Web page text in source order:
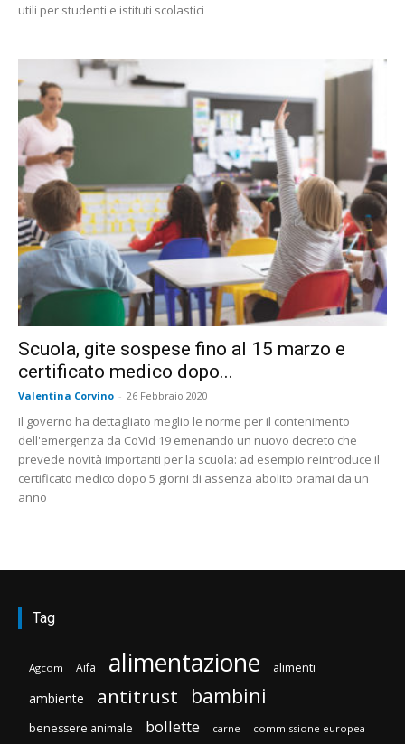
utili per studenti e istituti scolastici
Scuola, gite sospese fino al 15 marzo e
certificato medico dopo...
Valentina Corvino - 26 Febbraio 2020
Il governo ha dettagliato meglio le norme per il contenimento
dell'emergenza da CoVid 19 emenando un nuovo decreto che
prevede novità importanti per la scuola: ad esempio reintroduce il
certificato medico dopo 5 giorni di assenza abolito oramai da un
anno
Tag
Agcom Aifa alimentazione alimenti
ambiente antitrust bambini
benessere animale bollette carne commissione europea